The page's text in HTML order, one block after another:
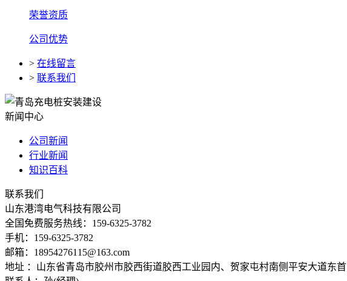
荣誉资质
公司优势
> 在线留言
> 联系我们
新闻中心
公司新闻
行业新闻
知识百科
联系我们
山东港湾电气科技有限公司
全国免费服务热线：159-6325-3782
手机：159-6325-3782
邮箱：18954276115@163.com
地址 ：山东省青岛市胶州市胶西街道胶西工业园内、贺家屯村南侧平安大道东首